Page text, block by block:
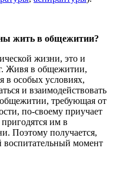
жить в общежитии?
жизни, это и
Живя в общежитии,
в особых условиях,
и взаимодействовать
требующая от
по-своему приучает
им в
Поэтому получается,
момент